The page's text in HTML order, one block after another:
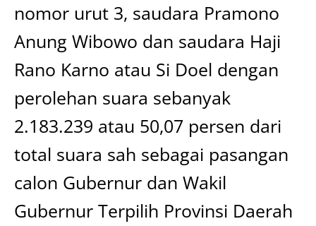
nomor urut 3, saudara Pramono
Anung Wibowo dan saudara Haji
Rano Karno atau Si Doel dengan
perolehan suara sebanyak
2.183.239 atau 50,07 persen dari
total suara sah sebagai pasangan
calon Gubernur dan Wakil
Gubernur Terpilih Provinsi Daerah